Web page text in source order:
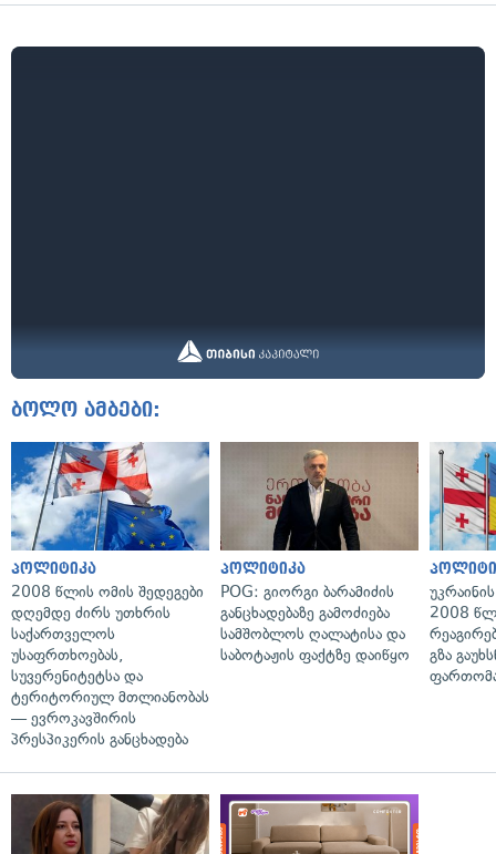
ბოლო ამბები:
პოლიტიკა
2008 წლის ომის შედეგები
დღემდე ძირს უთხრის
საქართველოს
უსაფრთხოებას,
სუვერენიტეტსა და
ტერიტორიულ მთლიანობას
— ევროკავშირის
პრესპიკერის განცხადება
პოლიტიკა
POG: გიორგი ბარამიძის
განცხადებაზე გამოძიება
სამშობლოს ღალატისა და
საბოტაჟის ფაქტზე დაიწყო
2008
გზა